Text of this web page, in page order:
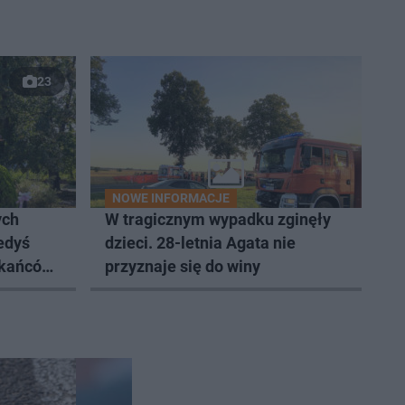
23
NOWE INFORMACJE
W tragicznym wypadku zginęły
dzieci. 28-letnia Agata nie
przyznaje się do winy